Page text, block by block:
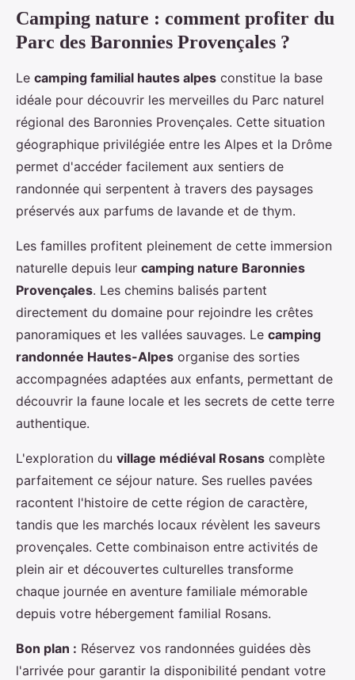
Camping nature : comment profiter du
Parc des Baronnies Provençales ?
Le camping familial hautes alpes constitue la base
idéale pour découvrir les merveilles du Parc naturel
régional des Baronnies Provençales. Cette situation
géographique privilégiée entre les Alpes et la Drôme
permet d'accéder facilement aux sentiers de
randonnée qui serpentent à travers des paysages
préservés aux parfums de lavande et de thym.
Les familles profitent pleinement de cette immersion
naturelle depuis leur camping nature Baronnies
Provençales. Les chemins balisés partent
directement du domaine pour rejoindre les crêtes
panoramiques et les vallées sauvages. Le camping
randonnée Hautes-Alpes organise des sorties
accompagnées adaptées aux enfants, permettant de
découvrir la faune locale et les secrets de cette terre
authentique.
L'exploration du village médiéval Rosans complète
parfaitement ce séjour nature. Ses ruelles pavées
racontent l'histoire de cette région de caractère,
tandis que les marchés locaux révèlent les saveurs
provençales. Cette combinaison entre activités de
plein air et découvertes culturelles transforme
chaque journée en aventure familiale mémorable
depuis votre hébergement familial Rosans.
Bon plan : Réservez vos randonnées guidées dès
l'arrivée pour garantir la disponibilité pendant votre